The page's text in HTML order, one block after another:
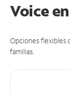
Voice
Opciones flexibles
familias.